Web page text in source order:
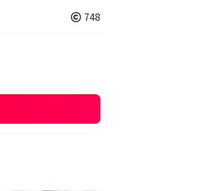
748